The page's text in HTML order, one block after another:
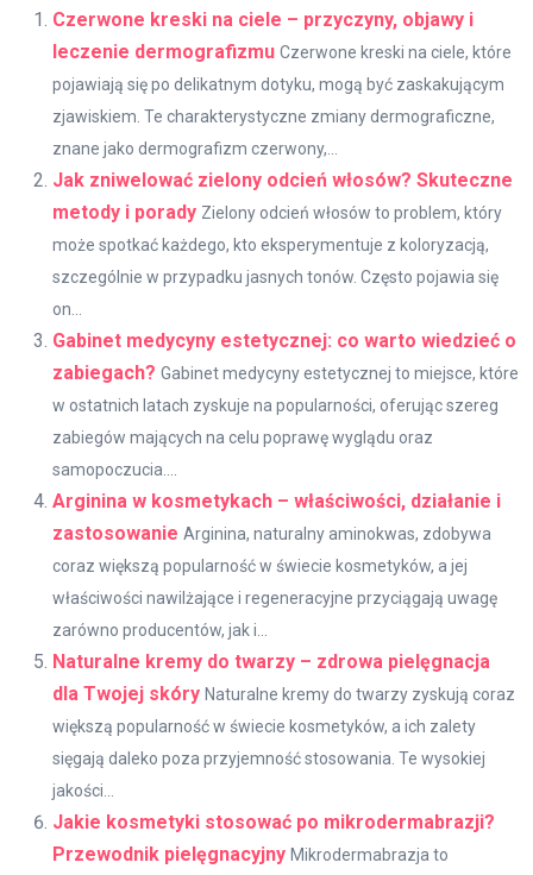
Czerwone kreski na ciele – przyczyny, objawy i
leczenie dermografizmu Czerwone kreski na ciele, które
pojawiają się po delikatnym dotyku, mogą być zaskakującym
zjawiskiem. Te charakterystyczne zmiany dermograficzne,
znane jako dermografizm czerwony,...
Jak zniwelować zielony odcień włosów? Skuteczne
metody i porady Zielony odcień włosów to problem, który
może spotkać każdego, kto eksperymentuje z koloryzacją,
szczególnie w przypadku jasnych tonów. Często pojawia się
on...
Gabinet medycyny estetycznej: co warto wiedzieć o
zabiegach? Gabinet medycyny estetycznej to miejsce, które
w ostatnich latach zyskuje na popularności, oferując szereg
zabiegów mających na celu poprawę wyglądu oraz
samopoczucia....
Arginina w kosmetykach – właściwości, działanie i
zastosowanie Arginina, naturalny aminokwas, zdobywa
coraz większą popularność w świecie kosmetyków, a jej
właściwości nawilżające i regeneracyjne przyciągają uwagę
zarówno producentów, jak i...
Naturalne kremy do twarzy – zdrowa pielęgnacja
dla Twojej skóry Naturalne kremy do twarzy zyskują coraz
większą popularność w świecie kosmetyków, a ich zalety
sięgają daleko poza przyjemność stosowania. Te wysokiej
jakości...
Jakie kosmetyki stosować po mikrodermabrazji?
Przewodnik pielęgnacyjny Mikrodermabrazja to